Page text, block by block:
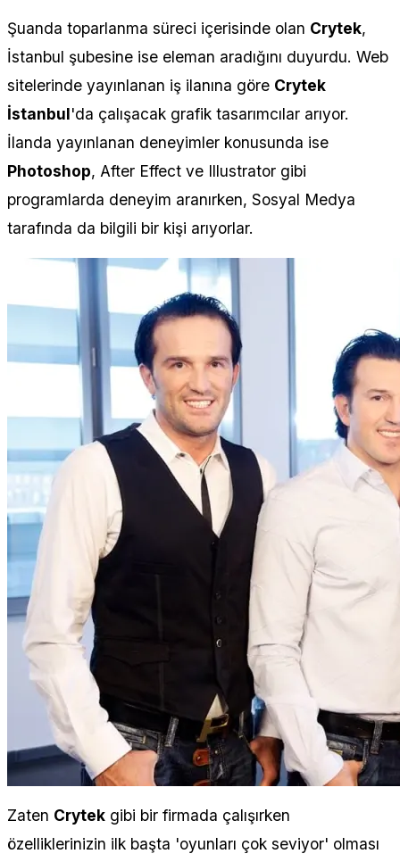
Şuanda toparlanma süreci içerisinde olan Crytek,
İstanbul şubesine ise eleman aradığını duyurdu. Web
sitelerinde yayınlanan iş ilanına göre Crytek
İstanbul'da çalışacak grafik tasarımcılar arıyor.
İlanda yayınlanan deneyimler konusunda ise
Photoshop, After Effect ve Illustrator gibi
programlarda deneyim aranırken, Sosyal Medya
tarafında da bilgili bir kişi arıyorlar.
Zaten Crytek gibi bir firmada çalışırken
özelliklerinizin ilk başta 'oyunları çok seviyor' olması